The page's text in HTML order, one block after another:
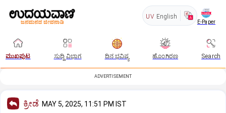
UV English
E-Paper
ಮುಖಪುಟ ಸುದ್ದಿ ವಿಭಾಗ ದಿನ ಭವಿಷ್ಯ ಹೊಂಗಿರಣ Search
ADVERTISEMENT
ಕ್ರೀಡೆ MAY 5, 2025, 11:51 PM IST